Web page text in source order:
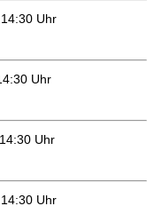
Uhr
Uhr
Uhr
Uhr